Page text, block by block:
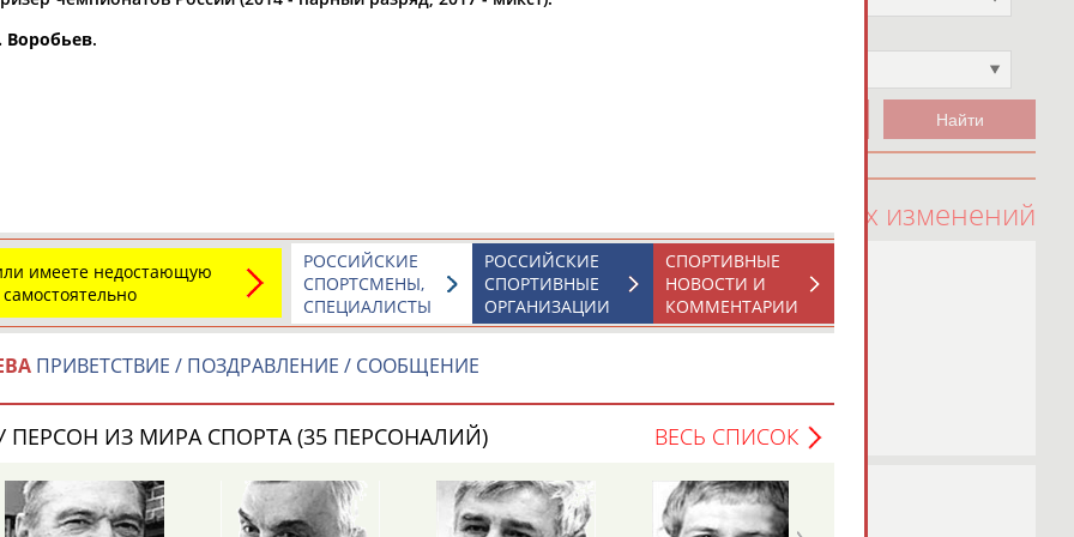
рождения
100 последних изменений
Воробьев.
имеете недостающую
СПОРТИВНЫЕ
НОВОСТИ И
КОММЕНТАРИИ
РОССИЙСКИЕ
СПОРТИВНЫЕ
ОРГАНИЗАЦИИ
РОССИЙСКИЕ
СПОРТСМЕНЫ,
СПЕЦИАЛИСТЫ
ПРИВЕТСТВИЕ / ПОЗДРАВЛЕНИЕ / СООБЩЕНИЕ
ПЕРСОН ИЗ МИРА СПОРТА (35 ПЕРСОНАЛИЙ) ВЕСЬ СПИСОК